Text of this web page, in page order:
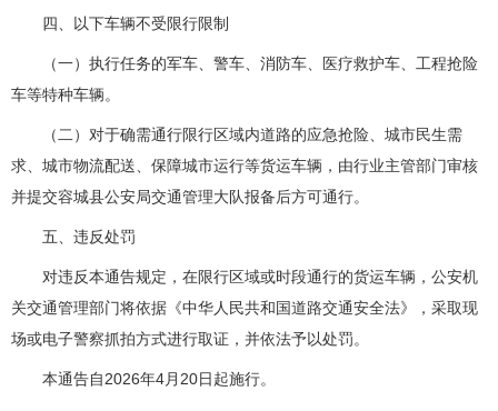
四、以下车辆不受限行限制
（一）执行任务的军车、警车、消防车、医疗救护车、工程抢险
车等特种车辆。
（二）对于确需通行限行区域内道路的应急抢险、城市民生需
求、城市物流配送、保障城市运行等货运车辆，由行业主管部门审核
并提交容城县公安局交通管理大队报备后方可通行。
五、违反处罚
对违反本通告规定，在限行区域或时段通行的货运车辆，公安机
关交通管理部门将依据《中华人民共和国道路交通安全法》，采取现
场或电子警察抓拍方式进行取证，并依法予以处罚。
本通告自2026年4月20日起施行。